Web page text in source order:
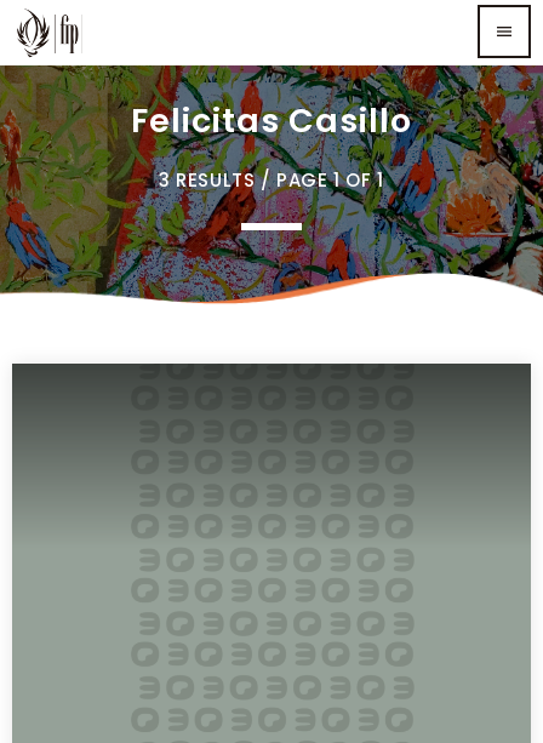
menu
TOP READING
Sorry, there is nothing for the moment.
MOST UPVOTED
Felicitas Casillo
3 RESULTS / PAGE 1 OF 1